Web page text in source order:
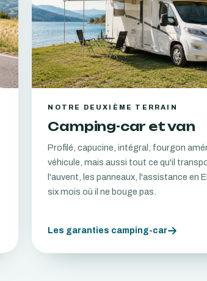
NOTRE DEUXIÈME TERRAIN
Camping-car et van
Profilé, capucine, intégral, fourgon
véhicule, mais aussi tout ce qu'il
l'auvent, les panneaux, l'assistance en
six mois où il ne bouge pas.
Les garanties camping-car